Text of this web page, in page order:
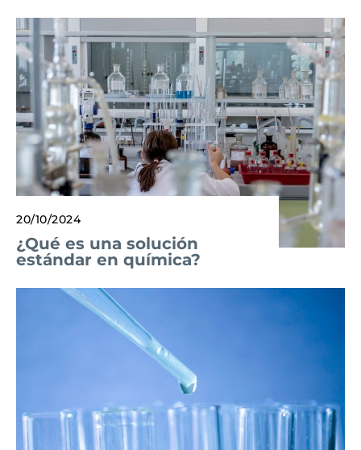
20/10/2024
¿Qué es una solución
estándar en química?